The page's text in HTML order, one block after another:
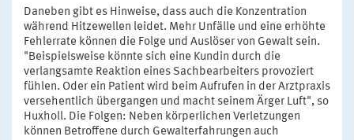
Daneben gibt es Hinweise, dass auch die Konzentration
während Hitzewellen leidet. Mehr Unfälle und eine erhöhte
Fehlerrate können die Folge und Auslöser von Gewalt sein.
"Beispielsweise könnte sich eine Kundin durch die
verlangsamte Reaktion eines Sachbearbeiters provoziert
fühlen. Oder ein Patient wird beim Aufrufen in der Arztpraxis
versehentlich übergangen und macht seinem Ärger Luft", so
Huxholl. Die Folgen: Neben körperlichen Verletzungen
können Betroffene durch Gewalterfahrungen auch